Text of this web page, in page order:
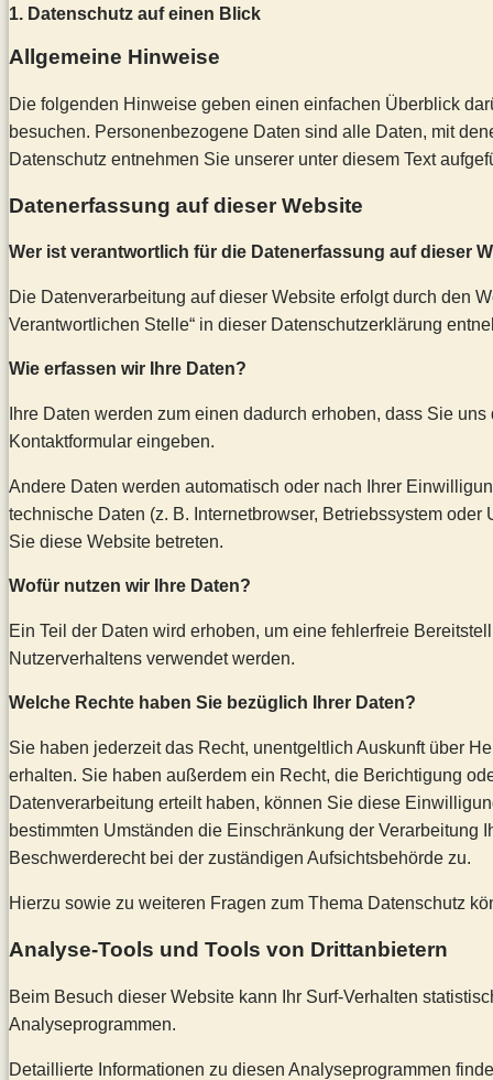
1. Datenschutz auf einen Blick
Allgemeine Hinweise
Die folgenden Hinweise geben einen einfachen Überblick
besuchen. Personenbezogene Daten sind alle Daten, mit
Datenschutz entnehmen Sie unserer unter diesem Text
Datenerfassung auf dieser Website
Wer ist verantwortlich für die Datenerfassung auf dieser
Die Datenverarbeitung auf dieser Website erfolgt durch den
Verantwortlichen Stelle“ in dieser Datenschutzerklärung
Wie erfassen wir Ihre Daten?
Ihre Daten werden zum einen dadurch erhoben, dass Sie
Kontaktformular eingeben.
Andere Daten werden automatisch oder nach Ihrer
technische Daten (z. B. Internetbrowser, Betriebssystem
Sie diese Website betreten.
Wofür nutzen wir Ihre Daten?
Ein Teil der Daten wird erhoben, um eine fehlerfreie
Nutzerverhaltens verwendet werden.
Welche Rechte haben Sie bezüglich Ihrer Daten?
Sie haben jederzeit das Recht, unentgeltlich Auskunft über
erhalten. Sie haben außerdem ein Recht, die Berichtigung
Datenverarbeitung erteilt haben, können Sie diese
bestimmten Umständen die Einschränkung der
Beschwerderecht bei der zuständigen Aufsichtsbehörde zu.
Hierzu sowie zu weiteren Fragen zum Thema Datenschutz
Analyse-Tools und Tools von Dritt­anbietern
Beim Besuch dieser Website kann Ihr Surf-Verhalten
Analyseprogrammen.
Detaillierte Informationen zu diesen Analyseprogrammen